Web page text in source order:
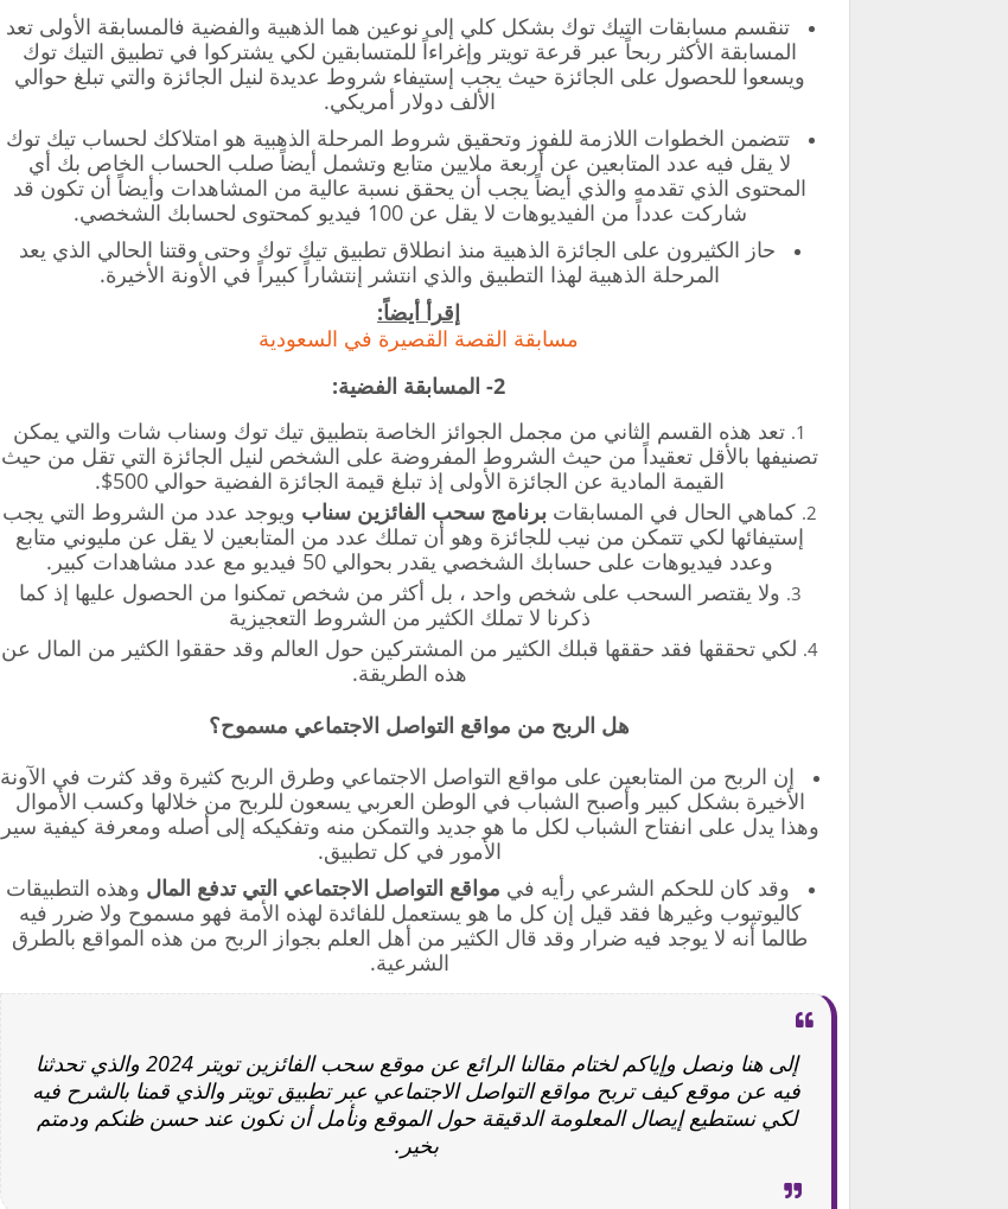
تنقسم مسابقات التيك توك بشكل كلي إلى نوعين هما الذهبية والفضية فالمسابقة الأولى تعد
المسابقة الأكثر ربحاً عبر قرعة تويتر وإغراءاً للمتسابقين لكي يشتركوا في تطبيق التيك توك
ويسعوا للحصول على الجائزة حيث يجب إستيفاء شروط عديدة لنيل الجائزة والتي تبلغ حوالي
الألف دولار أمريكي.
تتضمن الخطوات اللازمة للفوز وتحقيق شروط المرحلة الذهبية هو امتلاكك لحساب تيك توك
لا يقل فيه عدد المتابعين عن أربعة ملايين متابع وتشمل أيضاً صلب الحساب الخاص بك أي
المحتوى الذي تقدمه والذي أيضاً يجب أن يحقق نسبة عالية من المشاهدات وأيضاً أن تكون قد
شاركت عدداً من الفيديوهات لا يقل عن 100 فيديو كمحتوى لحسابك الشخصي.
حاز الكثيرون على الجائزة الذهبية منذ انطلاق تطبيق تيك توك وحتى وقتنا الحالي الذي يعد
المرحلة الذهبية لهذا التطبيق والذي انتشر إنتشاراً كبيراً في الأونة الأخيرة.
إقرأ أيضاً:
مسابقة القصة القصيرة في السعودية
2- المسابقة الفضية:
تعد هذه القسم الثاني من مجمل الجوائز الخاصة بتطبيق تيك توك وسناب شات والتي يمكن
تصنيفها بالأقل تعقيداً من حيث الشروط المفروضة على الشخص لنيل الجائزة التي تقل من حيث
القيمة المادية عن الجائزة الأولى إذ تبلغ قيمة الجائزة الفضية حوالي 500$.
كماهي الحال في المسابقات برنامج سحب الفائزين سناب ويوجد عدد من الشروط التي يجب
إستيفائها لكي تتمكن من نيب للجائزة وهو أن تملك عدد من المتابعين لا يقل عن مليوني متابع
وعدد فيديوهات على حسابك الشخصي يقدر بحوالي 50 فيديو مع عدد مشاهدات كبير.
ولا يقتصر السحب على شخص واحد ، بل أكثر من شخص تمكنوا من الحصول عليها إذ كما
ذكرنا لا تملك الكثير من الشروط التعجيزية
لكي تحققها فقد حققها قبلك الكثير من المشتركين حول العالم وقد حققوا الكثير من المال عن
هذه الطريقة.
هل الربح من مواقع التواصل الاجتماعي مسموح؟
إن الربح من المتابعين على مواقع التواصل الاجتماعي وطرق الربح كثيرة وقد كثرت في الآونة
الأخيرة بشكل كبير وأصبح الشباب في الوطن العربي يسعون للربح من خلالها وكسب الأموال
وهذا يدل على انفتاح الشباب لكل ما هو جديد والتمكن منه وتفكيكه إلى أصله ومعرفة كيفية سير
الأمور في كل تطبيق.
وقد كان للحكم الشرعي رأيه في مواقع التواصل الاجتماعي التي تدفع المال وهذه التطبيقات
كاليوتيوب وغيرها فقد قيل إن كل ما هو يستعمل للفائدة لهذه الأمة فهو مسموح ولا ضرر فيه
طالما أنه لا يوجد فيه ضرار وقد قال الكثير من أهل العلم بجواز الربح من هذه المواقع بالطرق
الشرعية.
إلى هنا ونصل وإياكم لختام مقالنا الرائع عن موقع سحب الفائزين تويتر 2024 والذي تحدثنا
فيه عن موقع كيف تربح مواقع التواصل الاجتماعي عبر تطبيق تويتر والذي قمنا بالشرح فيه
لكي نستطيع إيصال المعلومة الدقيقة حول الموقع ونأمل أن نكون عند حسن ظنكم ودمتم
بخير.